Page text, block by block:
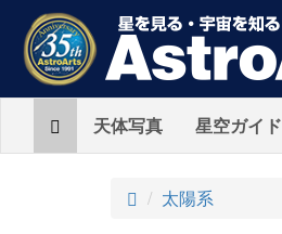
Home天体写真 星空ガイド
ト 太陽系